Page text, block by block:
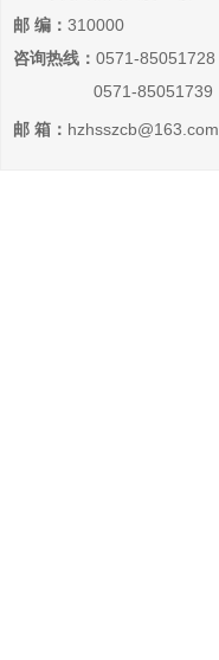
邮 编： 310000
咨询热线： 0571-85051728
0571-85051739
邮 箱： hzhsszcb@163.com